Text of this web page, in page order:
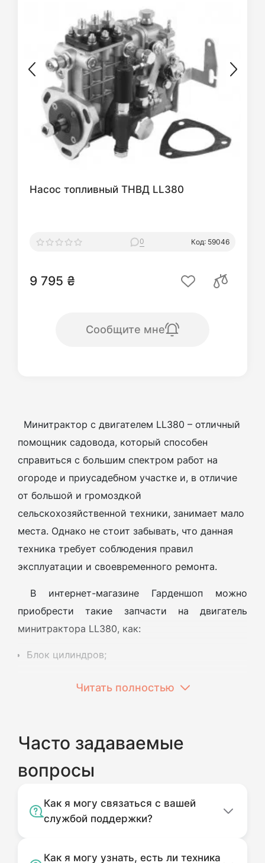
Насос топливный ТНВД LL380
0 Код: 59046
9 795 ₴
Сообщите мне
Минитрактор с двигателем LL380 – отличный
помощник садовода, который способен
справиться с большим спектром работ на
огороде и приусадебном участке и, в отличие
от большой и громоздкой
сельскохозяйственной техники, занимает мало
места. Однако не стоит забывать, что данная
техника требует соблюдения правил
эксплуатации и своевременного ремонта.
В интернет-магазине Гарденшоп можно
приобрести такие запчасти на двигатель
минитрактора LL380, как:
Блок цилиндров;
Поршневая группа;
Прокладка ГБЦ и др.
по телефону. На все дополнительные вопросы
Читать полностью
Часто задаваемые
вопросы
Как я могу связаться с вашей
службой поддержки?
Как я могу узнать, есть ли техника